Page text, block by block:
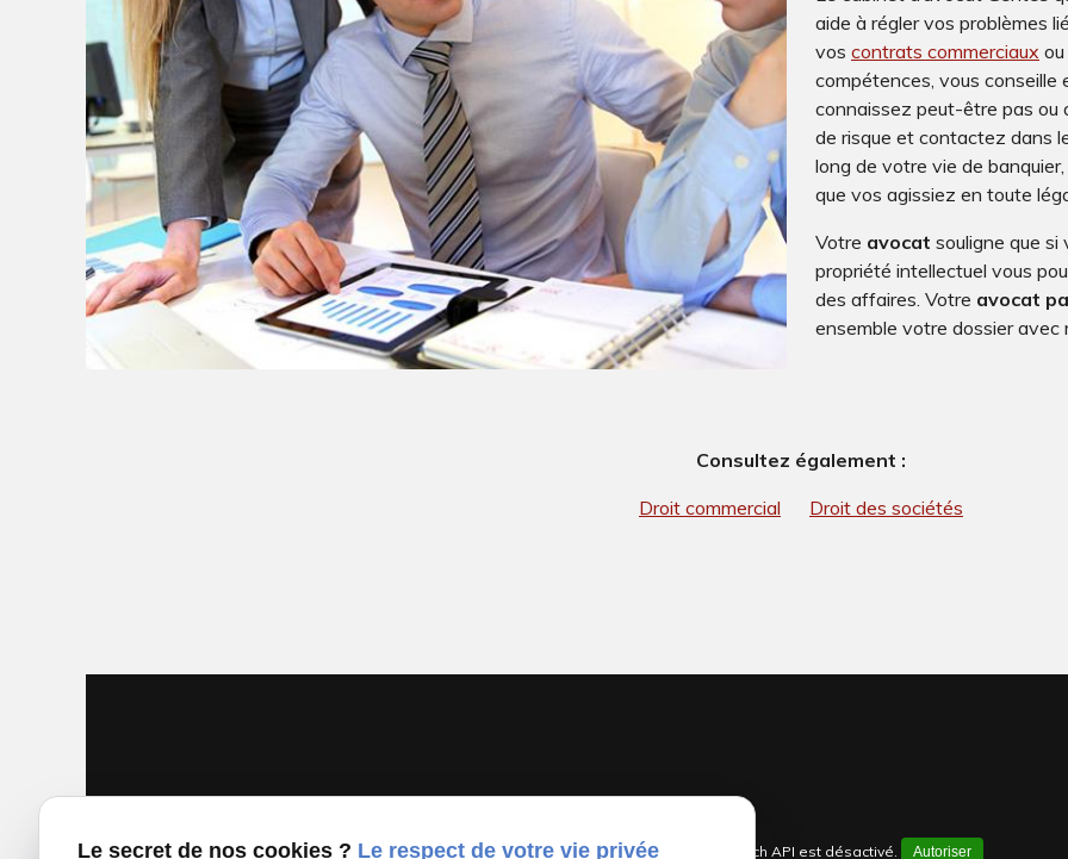
aide à régler vos problèmes
vos contrats commerciaux
compétences, vous conseille
connaissez peut-être pas ou
de risque et contactez dans
long de votre vie de
que vos agissiez en toute
Votre avocat souligne que
propriété intellectuel vous
des affaires. Votre avocat
ensemble votre dossier avec
Consultez également :
Droit commercial
Droit des sociétés
Google Maps Search API est désactivé. Autoriser
Le secret de nos cookies ? Le respect de votre vie privée